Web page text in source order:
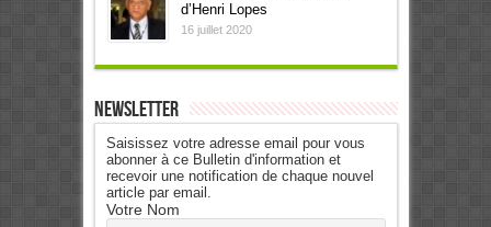
d’Henri Lopes
16 juillet 2020
Newsletter
Saisissez votre adresse email pour vous
abonner à ce Bulletin d'information et
recevoir une notification de chaque nouvel
article par email.
Votre Nom